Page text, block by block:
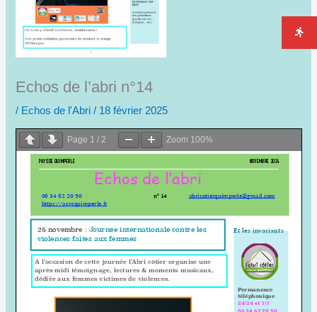
Echos de l’abri n°14
/ Echos de l'Abri / 18 février 2025
Page 1 /2 Zoom 100%